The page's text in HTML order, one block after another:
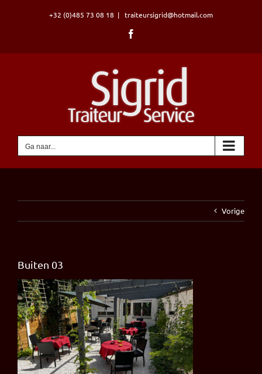
+32 (0)485 73 08 18 | traiteursigrid@hotmail.com
Ga naar...
Vorige
Buiten 03